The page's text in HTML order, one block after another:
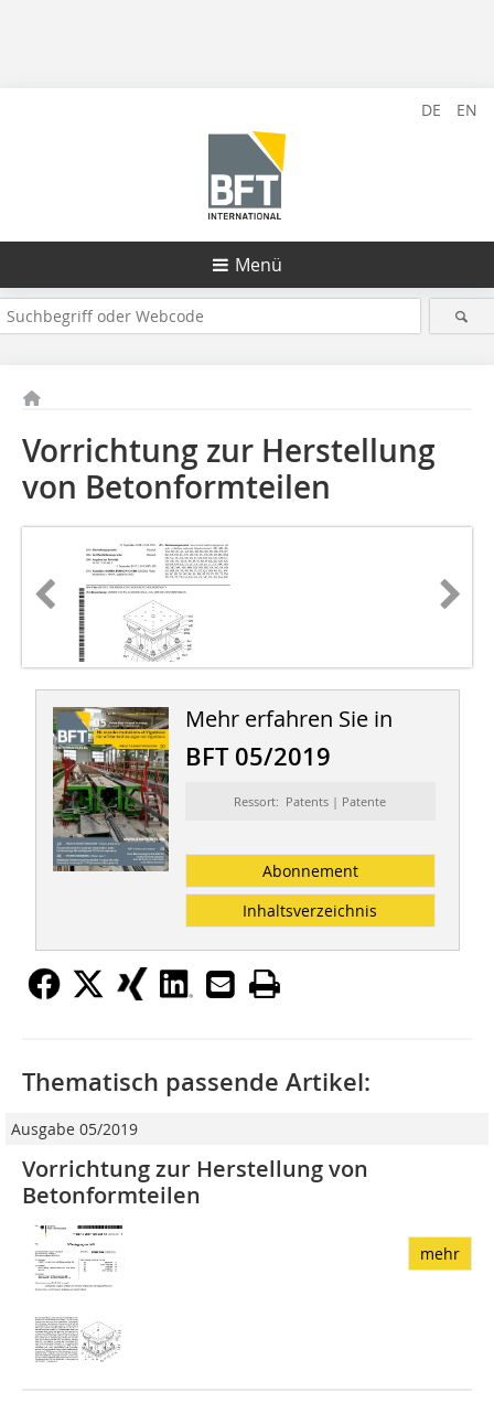
DE EN
Menü
Vorrichtung zur Herstellung
von Betonformteilen
Mehr erfahren Sie in
BFT 05/2019
Ressort: Patents | Patente
Abonnement
Inhaltsverzeichnis
Thematisch passende Artikel:
Ausgabe 05/2019
Vorrichtung zur Herstellung von
Betonformteilen
mehr